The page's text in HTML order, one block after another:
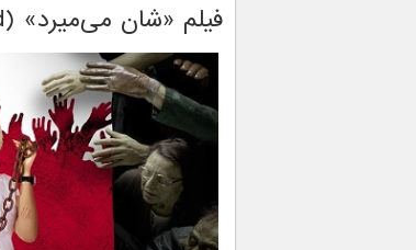
فیلم «شان می‌میرد» (Shaun of the Dead)